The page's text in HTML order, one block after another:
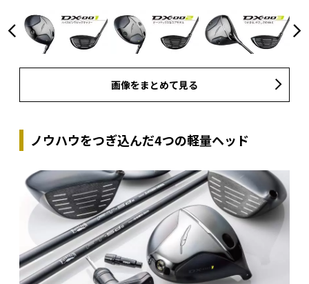
画像をまとめて見る
ノウハウをつぎ込んだ4つの軽量ヘッド